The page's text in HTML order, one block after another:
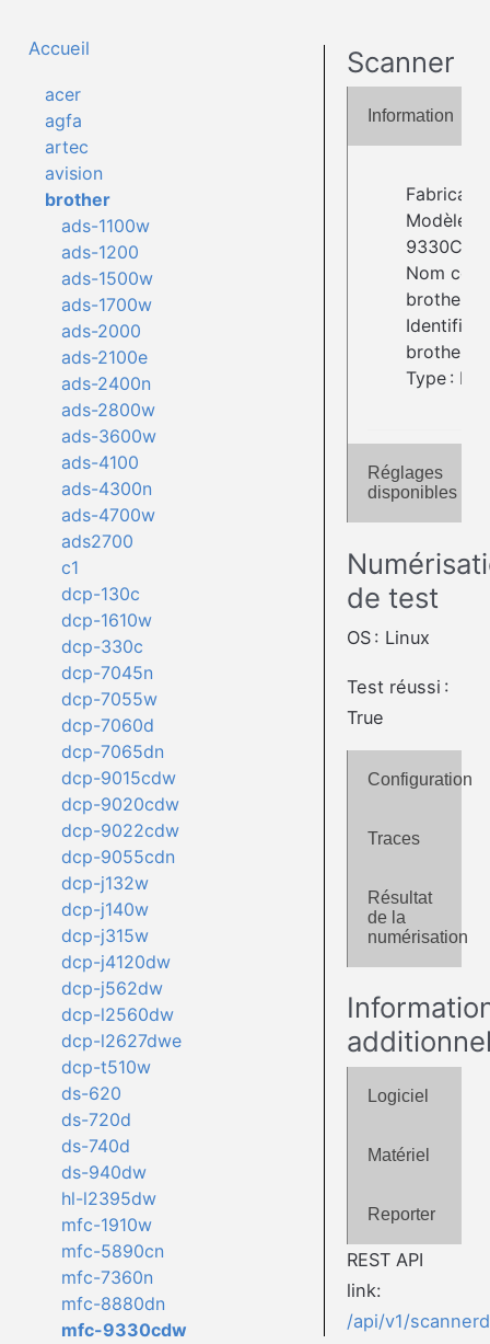
Accueil
acer
agfa
artec
avision
brother
ads-1100w
ads-1200
ads-1500w
ads-1700w
ads-2000
ads-2100e
ads-2400n
ads-2800w
ads-3600w
ads-4100
ads-4300n
ads-4700w
ads2700
c1
dcp-130c
dcp-1610w
dcp-330c
dcp-7045n
dcp-7055w
dcp-7060d
dcp-7065dn
dcp-9015cdw
dcp-9020cdw
dcp-9022cdw
dcp-9055cdn
dcp-j132w
dcp-j140w
dcp-j315w
dcp-j4120dw
dcp-j562dw
dcp-l2560dw
dcp-l2627dwe
dcp-t510w
ds-620
ds-720d
ds-740d
ds-940dw
hl-l2395dw
mfc-1910w
mfc-5890cn
mfc-7360n
mfc-8880dn
mfc-9330cdw
Scanner
Information
Fabricant
Modèle :
Nom
Identifiant
Type :
Réglages
disponibles
de test
OS : Linux
Test réussi :
True
Configuration
Traces
Résultat
de la
numérisation
Logiciel
Matériel
Reporter
REST API
link:
/api/v1/